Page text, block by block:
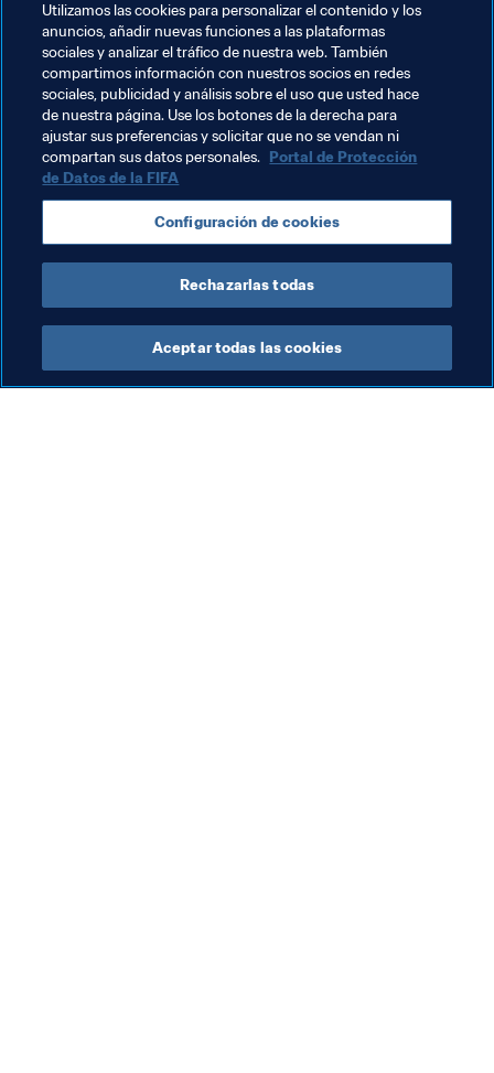
caer. Ahora ya sabemos a qué nos enfrentamos,
sabemos qué diferencias hay entre ellos y nosotros”,
concluye Joseph. Con esa lecciones aprendidas, van,
siempre todos juntos, a luchar por marcar un nuevo hito
en la historia del fútbol gibraltareño.
Temas relacionados
Gibraltar Greece UEFA
Utilizamos las cookies para personalizar el contenido y los
anuncios, añadir nuevas funciones a las plataformas
sociales y analizar el tráfico de nuestra web. También
compartimos información con nuestros socios en redes
sociales, publicidad y análisis sobre el uso que usted hace
de nuestra página. Use los botones de la derecha para
ajustar sus preferencias y solicitar que no se vendan ni
compartan sus datos personales. Portal de Protección
de Datos de la FIFA
Configuración de cookies
Rechazarlas todas
Aceptar todas las cookies